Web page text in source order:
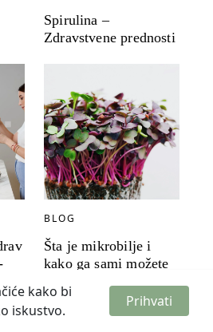
Spirulina –
Zdravstvene prednosti
BLOG
Šta je mikrobilje i
kako ga sami možete
kako bi
iskustvo.
Prihvati